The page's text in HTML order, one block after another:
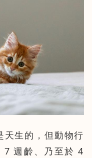
天生的，但動物行
週齡、乃至於 4